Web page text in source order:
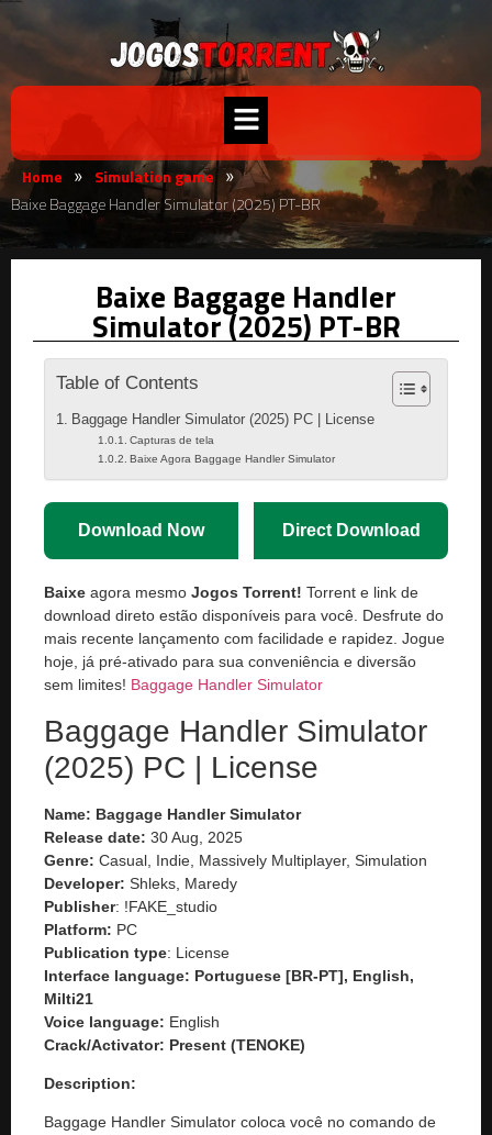
Home » Simulation game »
Baixe Baggage Handler Simulator (2025) PT-BR
Baixe Baggage Handler
Simulator (2025) PT-BR
Table of Contents
Baggage Handler Simulator (2025) PC | License
Capturas de tela
Baixe Agora Baggage Handler Simulator
Download Now Direct Download
Baixe agora mesmo Jogos Torrent! Torrent e link de
download direto estão disponíveis para você. Desfrute do
mais recente lançamento com facilidade e rapidez. Jogue
hoje, já pré-ativado para sua conveniência e diversão
sem limites! Baggage Handler Simulator
Baggage Handler Simulator
(2025) PC | License
Name: Baggage Handler Simulator
Release date: 30 Aug, 2025
Genre: Casual, Indie, Massively Multiplayer, Simulation
Developer: Shleks, Maredy
Publisher: !FAKE_studio
Platform: PC
Publication type: License
Interface language: Portuguese [BR-PT], English,
Milti21
Voice language: English
Crack/Activator: Present (TENOKE)
Description:
Baggage Handler Simulator coloca você no comando de